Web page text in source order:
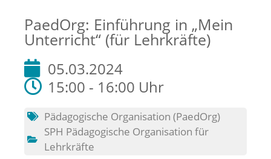
PaedOrg: Einführung in „Mein
Unterricht“ (für Lehrkräfte)
05.03.2024
15:00 - 16:00 Uhr
Pädagogische Organisation (PaedOrg)
SPH Pädagogische Organisation für
Lehrkräfte